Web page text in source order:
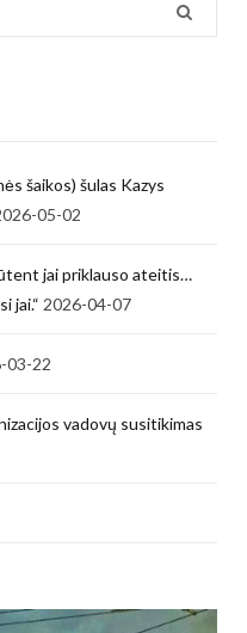
šaikos) šulas Kazys
05-02
jai priklauso ateitis…
jai.“ 2026-04-07
03-22
vadovų susitikimas